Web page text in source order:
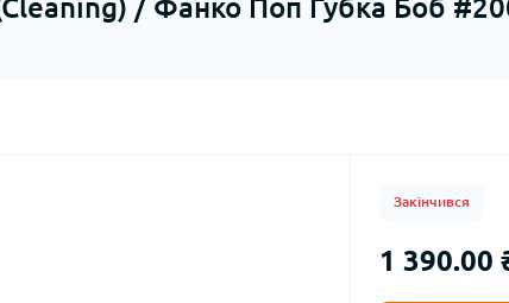
/ Фанко Поп Губка Боб
Закінчився
1 390.00